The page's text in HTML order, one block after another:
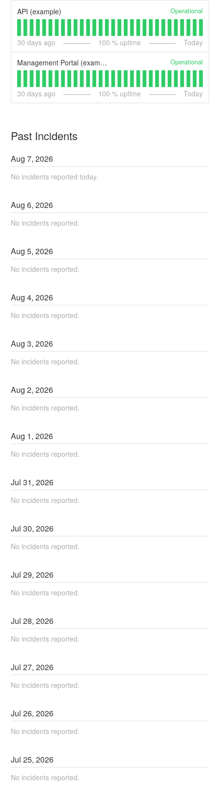
API (example) Operational
30 days ago 100 % uptime Today
Management Portal (example) Operational
30 days ago 100 % uptime Today
Past Incidents
Aug7,2026
No incidents reported today.
Aug6,2026
No incidents reported.
Aug5,2026
No incidents reported.
Aug4,2026
No incidents reported.
Aug3,2026
No incidents reported.
Aug2,2026
No incidents reported.
Aug 1,2026
No incidents reported.
Jul31,2026
No incidents reported.
Jul30,2026
No incidents reported.
Jul29,2026
No incidents reported.
Jul28,2026
No incidents reported.
Jul27,2026
No incidents reported.
Jul26,2026
No incidents reported.
Jul25,2026
No incidents reported.